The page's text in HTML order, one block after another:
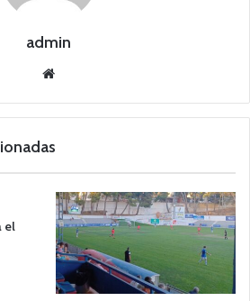
admin
we
el